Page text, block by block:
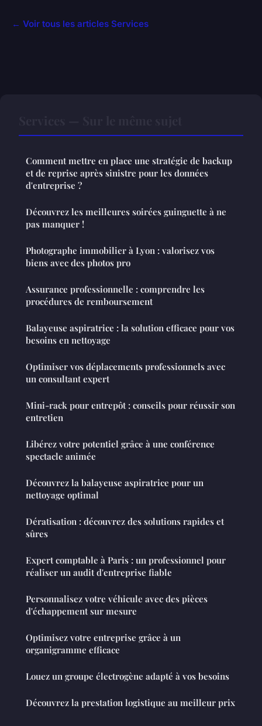
← Voir tous les articles Services
Comment mettre en place une stratégie de backup
et de reprise après sinistre pour les données
d'entreprise ?
Découvrez les meilleures soirées guinguette à ne
pas manquer !
Photographe immobilier à Lyon : valorisez vos
biens avec des photos pro
Assurance professionnelle : comprendre les
procédures de remboursement
Balayeuse aspiratrice : la solution efficace pour vos
besoins en nettoyage
Optimiser vos déplacements professionnels avec
un consultant expert
Mini-rack pour entrepôt : conseils pour réussir son
entretien
Libérez votre potentiel grâce à une conférence
spectacle animée
Découvrez la balayeuse aspiratrice pour un
nettoyage optimal
Dératisation : découvrez des solutions rapides et
sûres
Expert comptable à Paris : un professionnel pour
réaliser un audit d'entreprise fiable
Personnalisez votre véhicule avec des pièces
d'échappement sur mesure
Optimisez votre entreprise grâce à un
organigramme efficace
Louez un groupe électrogène adapté à vos besoins
Découvrez la prestation logistique au meilleur prix